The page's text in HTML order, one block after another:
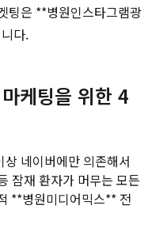
팅은 **병원인스타그램광
다.
케팅을 위한 4
상 네이버에만 의존해서
잠재 환자가 머무는 모든
**병원미디어믹스** 전